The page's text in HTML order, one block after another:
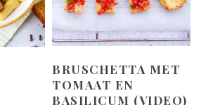
BRUSCHETTA MET
TOMAAT EN
BASILICUM (VIDEO)